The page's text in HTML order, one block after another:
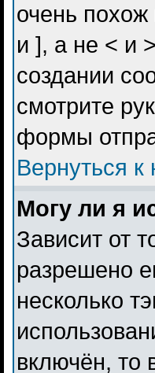
очень похож
и ], а не < и
создании
смотрите
формы
Вернуться к
Могу ли я
Зависит от
разрешено
несколько
включён, то